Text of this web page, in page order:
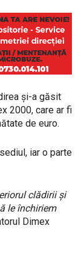
și-a găsit
2000, care ar fi
de euro.
iar o parte
clădirii și
le închiriem
Dimex